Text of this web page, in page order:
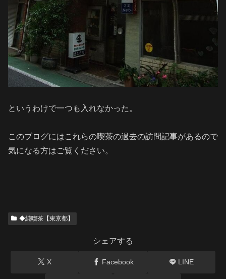
というわけで一つも入れなかった。
このブログにはこれらの喫茶の過去の訪問記事があるので
気になる方はご覧ください。
◆純喫茶【東京都】
シェアする
X Facebook LINE